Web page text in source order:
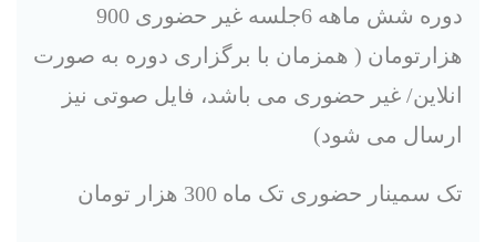
دوره شش ماهه 6جلسه غیر حضوری 900
هزارتومان ( همزمان با برگزاری دوره به صورت
انلاین/ غیر حضوری می باشد، فایل صوتی نیز
ارسال می شود)
تک سمینار حضوری تک ماه 300 هزار تومان